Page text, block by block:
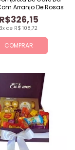
COMPRAR
3x de R$ 108,72
R$326,15
Arranjo De Rosas